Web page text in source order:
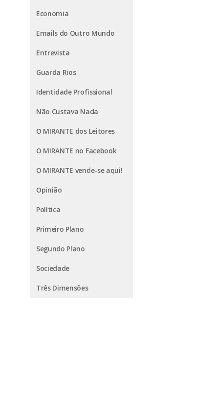
Economia
Emails do Outro Mundo
Entrevista
Guarda Rios
Identidade Profissional
Não Custava Nada
O MIRANTE dos Leitores
O MIRANTE no Facebook
O MIRANTE vende-se aqui!
Opinião
Política
Primeiro Plano
Segundo Plano
Sociedade
Três Dimensões